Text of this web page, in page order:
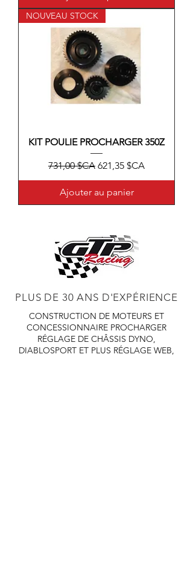
NOUVEAU STOCK
KIT POULIE PROCHARGER 350Z
Prix original
731,00 $CA Prix promotionnel
621,35 $CA
Ajouter au panier
PLUS DE 30 ANS D'EXPÉRIENCE
CONSTRUCTION DE MOTEURS ET
CONCESSIONNAIRE PROCHARGER
RÉGLAGE DE CHÂSSIS DYNO,
DIABLOSPORT ET PLUS RÉGLAGE WEB,